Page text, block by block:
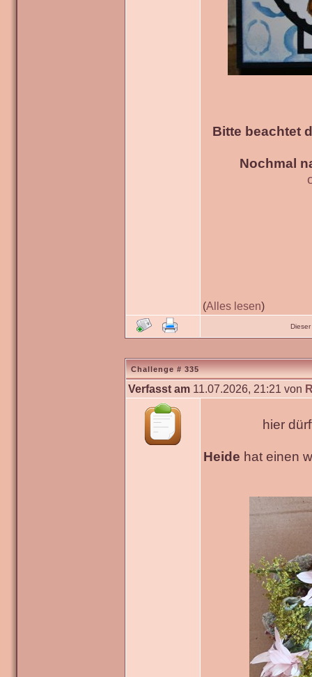
Bitte beachtet
Nochmal
(Alles lesen)
Challenge # 335
Verfasst am 11.07.2026, 21:21 von
hier
Heide hat einen